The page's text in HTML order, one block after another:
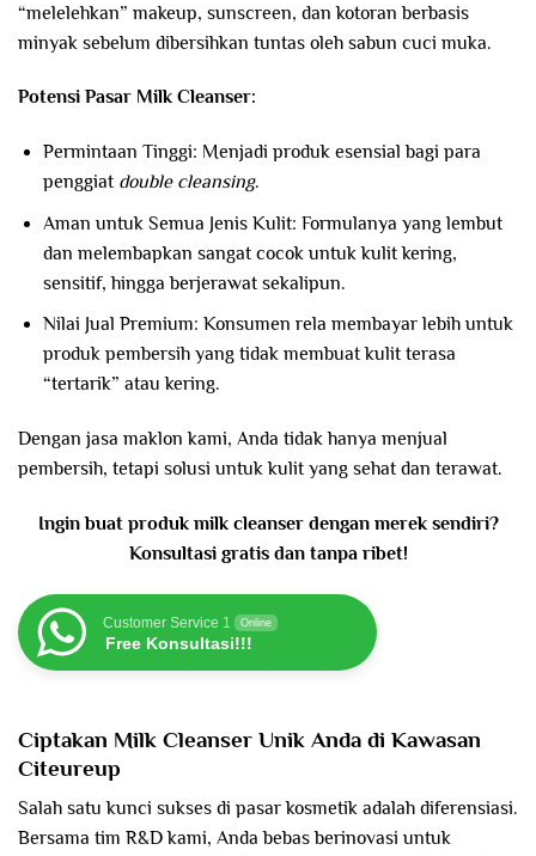
“melelehkan” makeup, sunscreen, dan kotoran berbasis
minyak sebelum dibersihkan tuntas oleh sabun cuci muka.
Potensi Pasar Milk Cleanser:
Permintaan Tinggi: Menjadi produk esensial bagi para
penggiat double cleansing.
Aman untuk Semua Jenis Kulit: Formulanya yang lembut
dan melembapkan sangat cocok untuk kulit kering,
sensitif, hingga berjerawat sekalipun.
Nilai Jual Premium: Konsumen rela membayar lebih untuk
produk pembersih yang tidak membuat kulit terasa
“tertarik” atau kering.
Dengan jasa maklon kami, Anda tidak hanya menjual
pembersih, tetapi solusi untuk kulit yang sehat dan terawat.
Ingin buat produk milk cleanser dengan merek sendiri?
Konsultasi gratis dan tanpa ribet!
Customer Service 1 Online
Free Konsultasi!!!
Ciptakan Milk Cleanser Unik Anda di Kawasan
Citeureup
Salah satu kunci sukses di pasar kosmetik adalah diferensiasi.
Bersama tim R&D kami, Anda bebas berinovasi untuk